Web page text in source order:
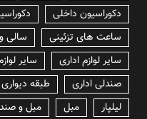
دکوراسیون داخلی
ساعت های تزئینی
سالی
سایر لوازم اداری
سایر
صندلی اداری
طبقه دیواری
لیلپار
مبل مبل و